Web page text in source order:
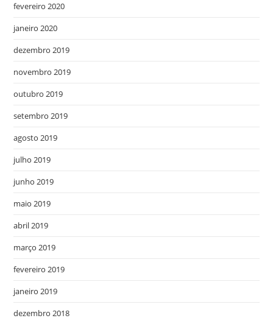
fevereiro 2020
janeiro 2020
dezembro 2019
novembro 2019
outubro 2019
setembro 2019
agosto 2019
julho 2019
junho 2019
maio 2019
abril 2019
março 2019
fevereiro 2019
janeiro 2019
dezembro 2018